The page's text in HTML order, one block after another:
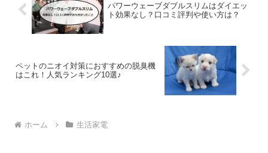
パワーウェーブダブルスリムはダイエッ
ト効果なし？口コミ評判や使い方は？
ペットのニオイ対策におすすめの脱臭機
はこれ！人気ランキング10選♪
ホーム 生活家電